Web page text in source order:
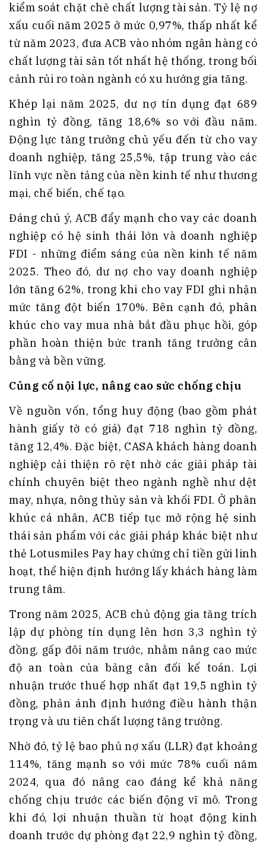
kiểm soát chặt chẽ chất lượng tài sản. Tỷ lệ nợ
xấu cuối năm 2025 ở mức 0,97%, thấp nhất kể
từ năm 2023, đưa ACB vào nhóm ngân hàng có
chất lượng tài sản tốt nhất hệ thống, trong bối
cảnh rủi ro toàn ngành có xu hướng gia tăng.
Khép lại năm 2025, dư nợ tín dụng đạt 689
nghìn tỷ đồng, tăng 18,6% so với đầu năm.
Động lực tăng trưởng chủ yếu đến từ cho vay
doanh nghiệp, tăng 25,5%, tập trung vào các
lĩnh vực nền tảng của nền kinh tế như thương
mại, chế biến, chế tạo.
Đáng chú ý, ACB đẩy mạnh cho vay các doanh
nghiệp có hệ sinh thái lớn và doanh nghiệp
FDI - những điểm sáng của nền kinh tế năm
2025. Theo đó, dư nợ cho vay doanh nghiệp
lớn tăng 62%, trong khi cho vay FDI ghi nhận
mức tăng đột biến 170%. Bên cạnh đó, phân
khúc cho vay mua nhà bắt đầu phục hồi, góp
phần hoàn thiện bức tranh tăng trưởng cân
bằng và bền vững.
Củng cố nội lực, nâng cao sức chống chịu
Về nguồn vốn, tổng huy động (bao gồm phát
hành giấy tờ có giá) đạt 718 nghìn tỷ đồng,
tăng 12,4%. Đặc biệt, CASA khách hàng doanh
nghiệp cải thiện rõ rệt nhờ các giải pháp tài
chính chuyên biệt theo ngành nghề như dệt
may, nhựa, nông thủy sản và khối FDI. Ở phân
khúc cá nhân, ACB tiếp tục mở rộng hệ sinh
thái sản phẩm với các giải pháp khác biệt như
thẻ Lotusmiles Pay hay chứng chỉ tiền gửi linh
hoạt, thể hiện định hướng lấy khách hàng làm
trung tâm.
Trong năm 2025, ACB chủ động gia tăng trích
lập dự phòng tín dụng lên hơn 3,3 nghìn tỷ
đồng, gấp đôi năm trước, nhằm nâng cao mức
độ an toàn của bảng cân đối kế toán. Lợi
nhuận trước thuế hợp nhất đạt 19,5 nghìn tỷ
đồng, phản ánh định hướng điều hành thận
trọng và ưu tiên chất lượng tăng trưởng.
Nhờ đó, tỷ lệ bao phủ nợ xấu (LLR) đạt khoảng
114%, tăng mạnh so với mức 78% cuối năm
2024, qua đó nâng cao đáng kể khả năng
chống chịu trước các biến động vĩ mô. Trong
khi đó, lợi nhuận thuần từ hoạt động kinh
doanh trước dự phòng đạt 22,9 nghìn tỷ đồng,